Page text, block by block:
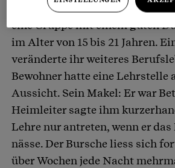
Als junge Angestellte leitete
eine Gruppe mit einem guten
im Alter von 15 bis 21 Jahren.
veränderte ihr weiteres
Bewohner hatte eine Lehrstelle
Aussicht. Sein Makel: Er war
Heimleiter sagte ihm
Lehre nur antreten, wenn er
nässe. Der Bursche liess sich
über Wochen jede Nacht